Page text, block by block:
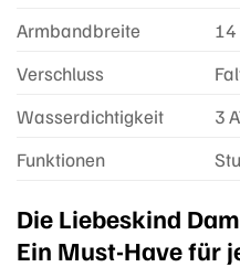
Armbandbreite
14
Verschluss
Wasserdichtigkeit
3
Funktionen
Die Liebeskind
Ein Must-Have für